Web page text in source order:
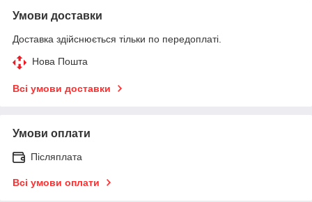
Умови доставки
Доставка здійснюється тільки по передоплаті.
Нова Пошта
Всі умови доставки
Умови оплати
Післяплата
Всі умови оплати